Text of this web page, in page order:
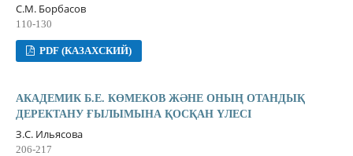
С.М. Борбасов
110-130
PDF (КАЗАХСКИЙ)
АКАДЕМИК Б.Е. КӨМЕКОВ ЖƏНЕ ОНЫҢ ОТАНДЫҚ
ДЕРЕКТАНУ ҒЫЛЫМЫНА ҚОСҚАН ҮЛЕСІ
З.С. Ильясова
206-217